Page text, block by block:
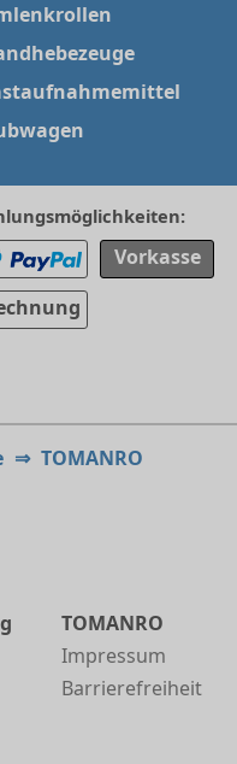
Vorkasse
⇒ TOMANRO
TOMANRO
Impressum
Barrierefreiheit